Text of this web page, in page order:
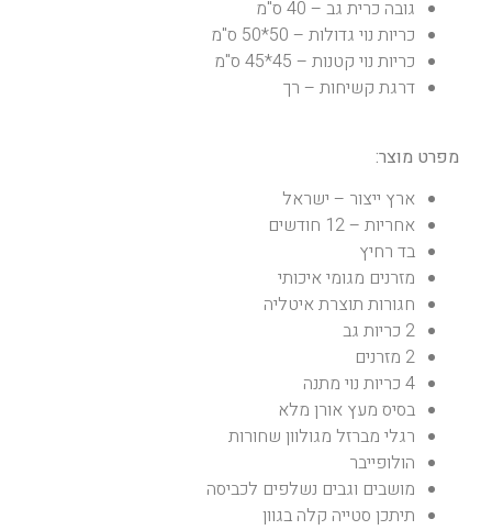
גובה כרית גב – 40 ס"מ
כריות נוי גדולות – 50*50 ס"מ
כריות נוי קטנות – 45*45 ס"מ
דרגת קשיחות – רך
מפרט מוצר:
ארץ ייצור – ישראל
אחריות – 12 חודשים
בד רחיץ
מזרנים מגומי איכותי
חגורות תוצרת איטליה
2 כריות גב
2 מזרנים
4 כריות נוי מתנה
בסיס מעץ אורן מלא
רגלי מברזל מגולוון שחורות
הולופייבר
מושבים וגבים נשלפים לכביסה
תיתכן סטייה קלה בגוון